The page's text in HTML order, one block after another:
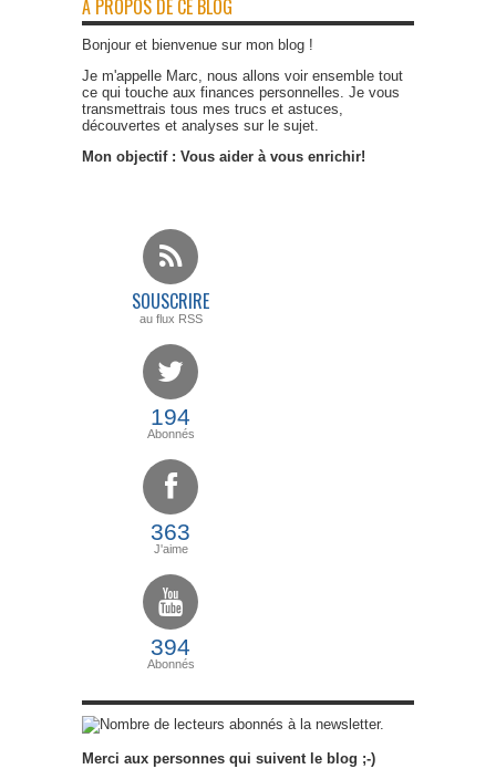
A PROPOS DE CE BLOG
Bonjour et bienvenue sur mon blog !
Je m'appelle Marc, nous allons voir ensemble tout
ce qui touche aux finances personnelles. Je vous
transmettrais tous mes trucs et astuces,
découvertes et analyses sur le sujet.
Mon objectif : Vous aider à vous enrichir!
SOUSCRIRE
au flux RSS
194
Abonnés
363
J'aime
394
Abonnés
abonnés à la newsletter.
Merci aux personnes qui suivent le blog ;-)